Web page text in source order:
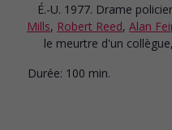
É.-U. 1977. Drame policier
Mills, Robert Reed, Alan
le meurtre d'un
Durée: 100 min.